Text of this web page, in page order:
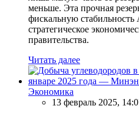
меньше. Эта прочная
фискальную стабильность
стратегическое
правительства.
Читать далее
Экономика
13 февраль 2025,